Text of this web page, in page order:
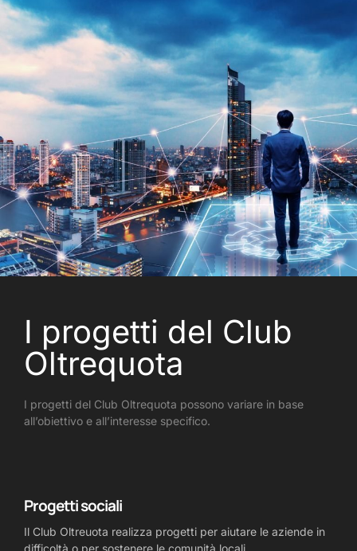
I progetti del Club
Oltrequota
I progetti del Club Oltrequota possono variare in base
all’obiettivo e all’interesse specifico.
Progetti sociali
Il Club Oltreuota realizza progetti per aiutare le aziende in